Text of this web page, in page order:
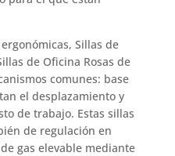
Sillas de
de Oficina Rosas de
comunes: base
el desplazamiento y
de trabajo. Estas sillas
de regulación en
gas elevable mediante